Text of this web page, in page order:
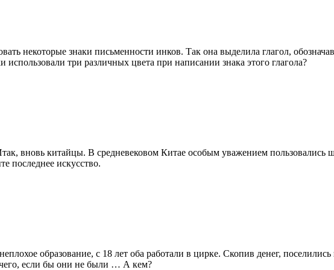
некоторые знаки письменности инков. Так она выделила глагол,
три различных цвета при написании знака этого глагола?
вновь китайцы. В средневековом Китае особым уважением пользовались
последнее искусство.
образование, с 18 лет оба работали в цирке. Скопив денег,
если бы они не были … А кем?